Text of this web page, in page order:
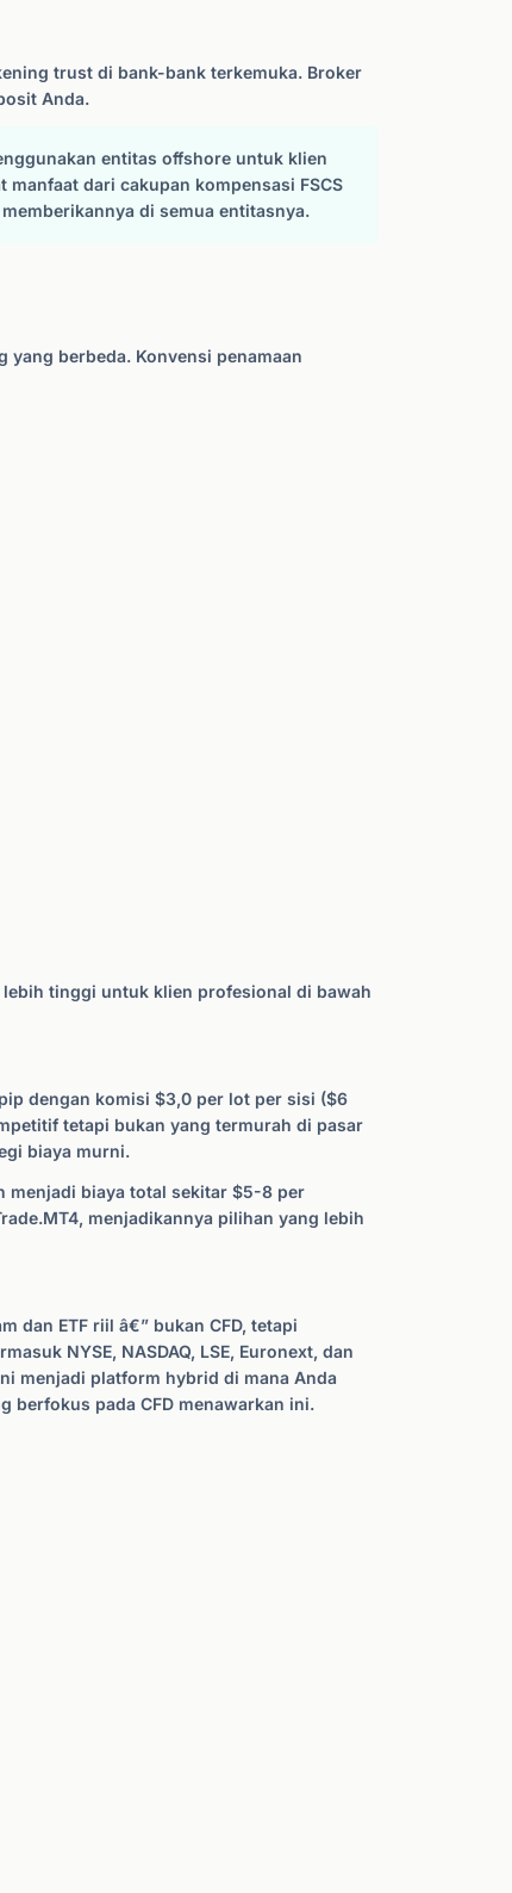
trust di bank-bank terkemuka. Broker
Anda.
entitas offshore untuk klien
dari cakupan kompensasi FSCS
di semua entitasnya.
berbeda. Konvensi penamaan
lebih tinggi untuk klien profesional di bawah
dengan komisi $3,0 per lot per sisi ($6
tetapi bukan yang termurah di pasar
biaya murni.
menjadi biaya total sekitar $5-8 per
menjadikannya pilihan yang lebih
dan ETF riil â€” bukan CFD, tetapi
NYSE, NASDAQ, LSE, Euronext, dan
menjadi platform hybrid di mana Anda
berfokus pada CFD menawarkan ini.